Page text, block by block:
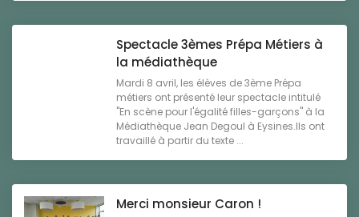
Spectacle 3èmes Prépa Métiers à
la médiathèque
Mardi 8 avril, les élèves de 3ème Prépa
métiers ont présenté leur spectacle intitulé
"En scène pour l'égalité filles-garçons" à la
Médiathèque Jean Degoul à Eysines.Ils ont
travaillé à partir du texte ...
Merci monsieur Caron !